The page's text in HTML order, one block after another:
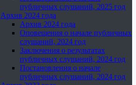
публичных слушаний, 2025 год
Архив 2024 года
Архив 2024 года
Оповещения о начале публичных
слушаний, 2024 год
Заключения о результатах
публичных слушаний, 2024 год
Постановления о начале
публичных слушаний, 2024 год